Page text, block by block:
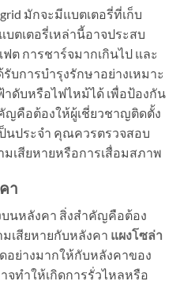
มักจะมีแบตเตอรี่ที่เก็บ
ตเตอรี่เหล่านี้อาจประสบ
ต การชาร์จมากเกินไป และ
บการบำรุงรักษาอย่างเหมาะ
ดับหรือไฟไหม้ได้ เพื่อป้องกัน
ญคือต้องให้ผู้เชี่ยวชาญติดตั้ง
นประจำ คุณควรตรวจสอบ
มเสียหายหรือการเสื่อมสภาพ
า
นหลังคา สิ่งสำคัญคือต้อง
เสียหายกับหลังคา แผงโซล่า
อย่างมากให้กับหลังคาของ
ทำให้เกิดการรั่วไหลหรือ